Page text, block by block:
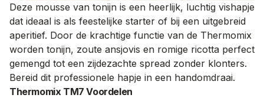
Deze mousse van tonijn is een heerlijk, luchtig vishapje
dat ideaal is als feestelijke starter of bij een uitgebreid
aperitief. Door de krachtige functie van de Thermomix
worden tonijn, zoute ansjovis en romige ricotta perfect
gemengd tot een zijdezachte spread zonder klonters.
Bereid dit professionele hapje in een handomdraai.
Thermomix TM7 Voordelen